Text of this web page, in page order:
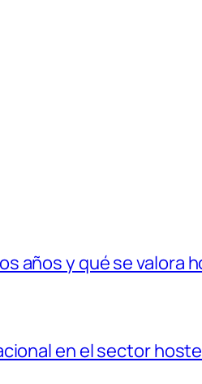
años y qué se valora
en el sector